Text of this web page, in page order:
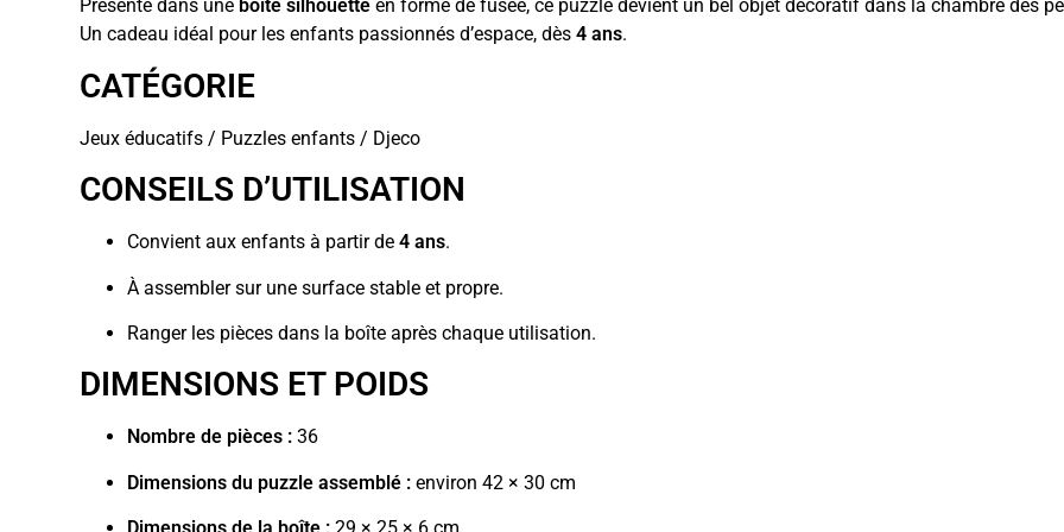
Présenté dans une boîte silhouette en forme de fusée, ce puzzle devient un bel objet décoratif dans la chambre des
Un cadeau idéal pour les enfants passionnés d’espace, dès4 ans.
CATÉGORIE
Jeux éducatifs / Puzzles enfants / Djeco
CONSEILS D’UTILISATION
Convient aux enfants à partir de4 ans.
À assembler sur une surface stable et propre.
Ranger les pièces dans la boîte après chaque utilisation.
DIMENSIONS ET POIDS
Nombre de pièces : 36
Dimensions du puzzle assemblé : environ 42 × 30 cm